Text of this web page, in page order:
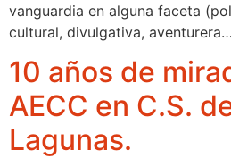
vanguardia en alguna faceta
cultural, divulgativa,
10 años de
AECC en C.S.
Lagunas.